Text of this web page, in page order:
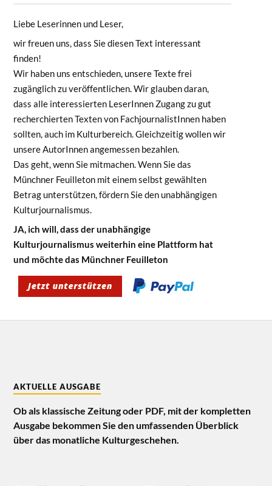
Liebe Leserinnen und Leser,
wir freuen uns, dass Sie diesen Text interessant
finden!
Wir haben uns entschieden, unsere Texte frei
zugänglich zu veröffentlichen. Wir glauben daran,
dass alle interessierten LeserInnen Zugang zu gut
recherchierten Texten von FachjournalistInnen haben
sollten, auch im Kulturbereich. Gleichzeitig wollen wir
unsere AutorInnen angemessen bezahlen.
Das geht, wenn Sie mitmachen. Wenn Sie das
Münchner Feuilleton mit einem selbst gewählten
Betrag unterstützen, fördern Sie den unabhängigen
Kulturjournalismus.
JA, ich will, dass der unabhängige
Kulturjournalismus weiterhin eine Plattform hat
und möchte das Münchner Feuilleton
AKTUELLE AUSGABE
Ob als klassische Zeitung oder PDF, mit der kompletten
Ausgabe bekommen Sie den umfassenden Überblick
über das monatliche Kulturgeschehen.